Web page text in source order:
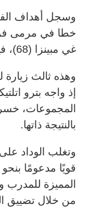
غي مبينزا (68)، فيما قلص جوب لأصحاب الارض (81).
وهذه ثالث زيارة
إذ واجه بترو
بالنتيجة ذاتها.
وتغلب الوداد
قويًا مدعومًا
المميزة للمدرب
من خلال تضييق